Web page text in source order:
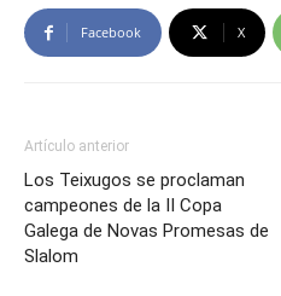
Facebook X
Artículo anterior
Los Teixugos se proclaman
campeones de la II Copa
Galega de Novas Promesas de
Slalom